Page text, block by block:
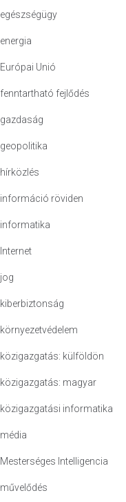
egészségügy
energia
Európai Unió
fenntartható fejlődés
gazdaság
geopolitika
hírközlés
információ röviden
informatika
Internet
jog
kiberbiztonság
környezetvédelem
közigazgatás: külföldön
közigazgatás: magyar
közigazgatási informatika
média
Mesterséges Intelligencia
művelődés